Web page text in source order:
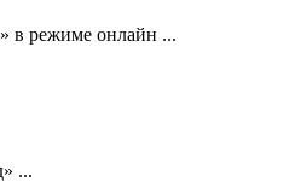
в режиме онлайн ...
...